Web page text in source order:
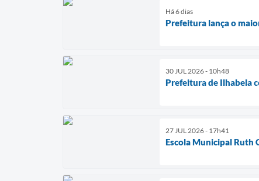
Há 6 dias
Prefeitura lança o
30 JUL 2026 - 10h48
Prefeitura de Ilhabela
27 JUL 2026 - 17h41
Escola Municipal Ruth